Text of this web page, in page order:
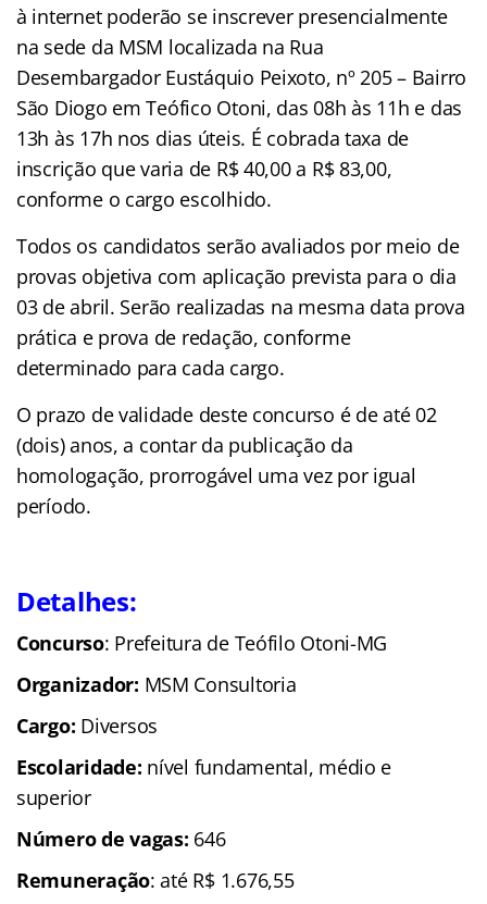
à internet poderão se inscrever presencialmente
na sede da MSM localizada na Rua
Desembargador Eustáquio Peixoto, nº 205 – Bairro
São Diogo em Teófico Otoni, das 08h às 11h e das
13h às 17h nos dias úteis. É cobrada taxa de
inscrição que varia de R$ 40,00 a R$ 83,00,
conforme o cargo escolhido.
Todos os candidatos serão avaliados por meio de
provas objetiva com aplicação prevista para o dia
03 de abril. Serão realizadas na mesma data prova
prática e prova de redação, conforme
determinado para cada cargo.
O prazo devalidadedeste concurso é de até 02
(dois) anos, a contar da publicação da
homologação, prorrogável uma vez por igual
período.
Detalhes:
Concurso: Prefeitura de Teófilo Otoni-MG
Organizador: MSM Consultoria
Cargo: Diversos
Escolaridade: nível fundamental, médio e
superior
Número de vagas: 646
Remuneração: até R$ 1.676,55